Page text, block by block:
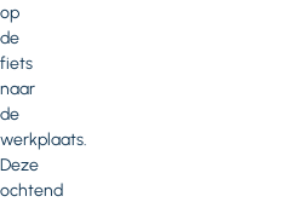
op
de
fiets
naar
de
werkplaats.
Deze
ochtend